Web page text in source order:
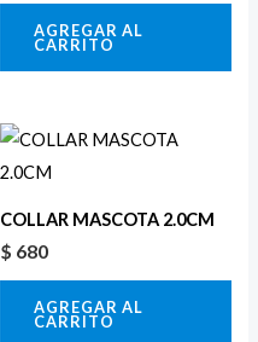
AGREGAR AL
CARRITO
COLLAR MASCOTA 2.0CM
$ 680
AGREGAR AL
CARRITO